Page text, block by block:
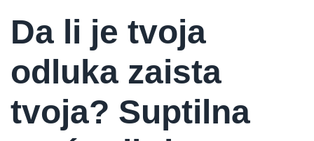
Da li je tvoja
odluka zaista
tvoja? Suptilna